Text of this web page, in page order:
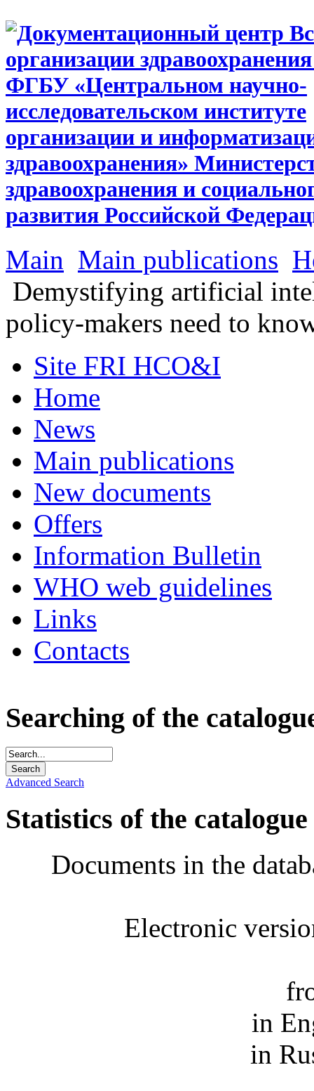
Main Main publications
Demystifying artificial
policy-makers need to
Site FRI HCO&I
Home
News
Main publications
New documents
Offers
Information Bulletin
WHO web guidelines
Links
Contacts
Searching of the
Advanced Search
Statistics of the catalogue
Documents in the
Electronic
in
in